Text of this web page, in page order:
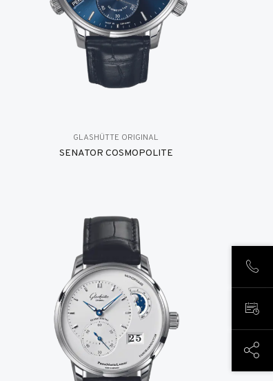
GLASHÜTTE ORIGINAL
SENATOR COSMOPOLITE